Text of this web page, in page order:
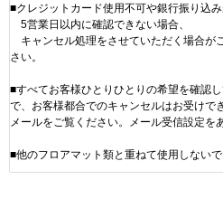
■クレジットカード使用不可や銀行振り込
5営業日以内に確認できない場合、
キャンセル処理をさせていただく場合が
さい。
■すべてお客様ひとりひとりの希望を確認
で、お客様都合でのキャンセルはお受けで
メールをご覧ください。メール受信設定を
■他のフロアマット類と重ねて使用しないで